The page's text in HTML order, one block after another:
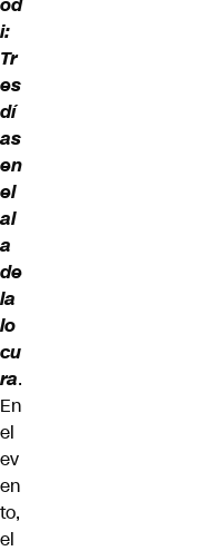
i:
Tr
es
dí
as
en
el
al
a
de
la
lo
cu
ra.
En
el
ev
en
to,
el